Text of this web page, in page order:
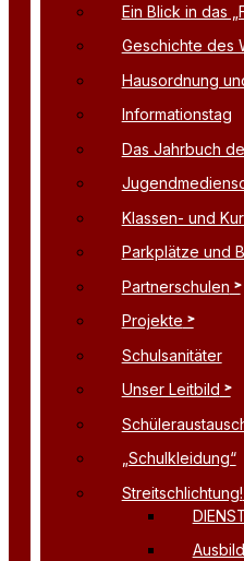
Ein Blick in das
Geschichte des
Hausordnung
Informationstag
Das Jahrbuch
Klassen- und
Parkplätze und
Partnerschulen
Projekte
Schulsanitäter
Unser Leitbild
„Schulkleidung“
Streitschlichtung!